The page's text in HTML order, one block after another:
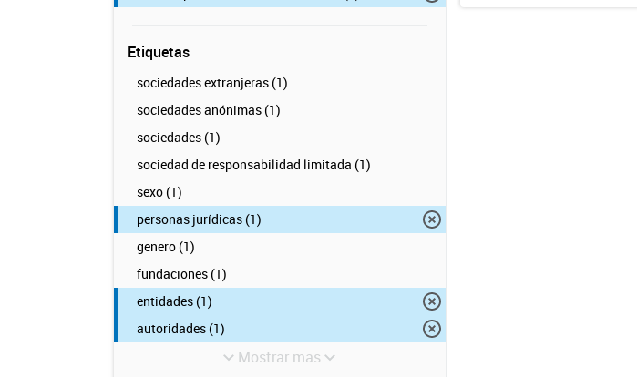
Etiquetas
sociedades extranjeras (1)
sociedades anónimas (1)
sociedades (1)
sociedad de responsabilidad limitada (1)
sexo (1)
personas jurídicas (1)
genero (1)
fundaciones (1)
entidades (1)
autoridades (1)
Mostrar mas